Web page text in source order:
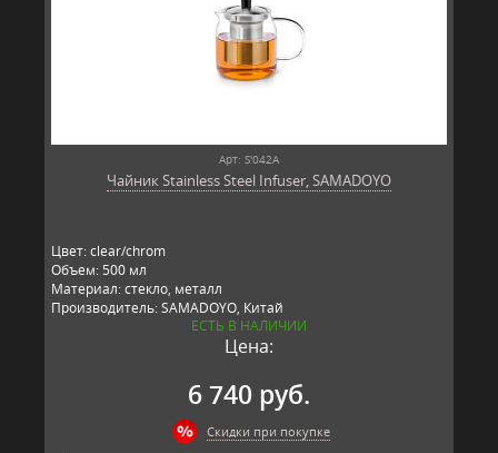
Арт: S'042A
Чайник Stainless Steel Infuser, SAMADOYO
Цвет: clear/chrom
Объем: 500 мл
Материал: стекло, металл
Производитель: SAMADOYO, Китай
ЕСТЬ В НАЛИЧИИ
Цена:
6 740 руб.
Скидки при покупке